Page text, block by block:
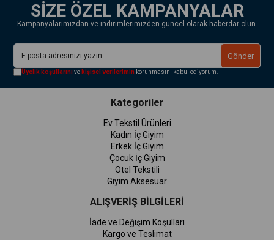
SİZE ÖZEL KAMPANYALAR
Kampanyalarımızdan ve indirimlerimizden güncel olarak haberdar olun.
Gönder
Üyelik koşullarını ve kişisel verilerimin korunmasını kabul ediyorum.
Kategoriler
Ev Tekstil Ürünleri
Kadın İç Giyim
Erkek İç Giyim
Çocuk İç Giyim
Otel Tekstili
Giyim Aksesuar
ALIŞVERİŞ BİLGİLERİ
İade ve Değişim Koşulları
Kargo ve Teslimat